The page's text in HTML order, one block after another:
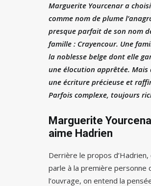
Marguerite Yourcenar a choisi
comme nom de plume
presque parfait de son nom
famille : Crayencour. Une
la noblesse belge dont elle
une élocution apprêtée. Mais
une écriture précieuse et
Parfois complexe, toujours
Marguerite
aime Hadrien
Derrière le propos d’Hadrien,
parle à la première personne
l’ouvrage, on entend la